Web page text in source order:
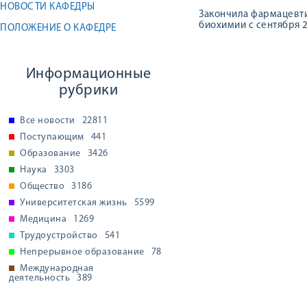
НОВОСТИ КАФЕДРЫ
ПОЛОЖЕНИЕ О КАФЕДРЕ
Информационные
рубрики
Все новости
22811
Поступающим
441
Образование
3426
Наука
3303
Общество
3186
Университетская жизнь
5599
Медицина
1269
Трудоустройство
541
Непрерывное образование
78
Международная
деятельность
389
Закончила
биохимии с сентября